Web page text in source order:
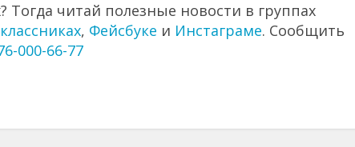
Тогда читай полезные новости в группах
, Фейсбуке и Инстаграме. Сообщить
000-66-77